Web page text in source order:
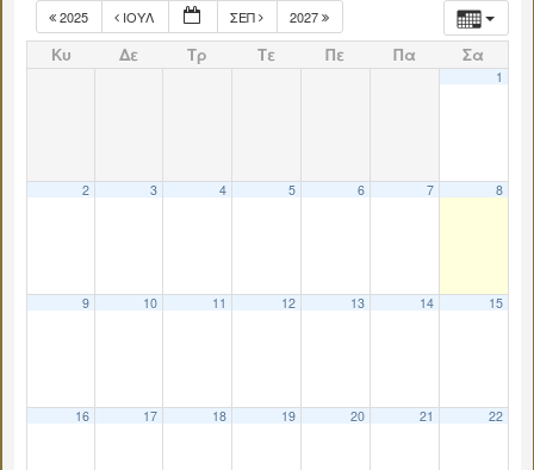
2025 ΙΟΎΛ ΣΕΠ 2027
Κυ Δε Τρ Τε Πε Πα Σα
1
2 3 4 5 6 7 8
9 10 11 12 13 14 15
16 17 18 19 20 21 22